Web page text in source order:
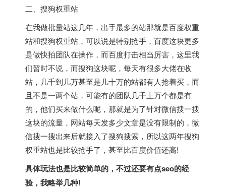
二、搜狗权重站
在我做批量站这几年，出手最多的站那就是百度权重
站和搜狗权重站，可以说是特别抢手，百度这块更多
是做快拍团队在操作，而百度打击相当厉害，这里我
们暂时不说，而搜狗这块呢，每天有很多大佬在收
站，几千到几万甚至是几十万的站都有人抢着买，而
且不是一两个站，可能有的团队几千上万个都是有
的，他们买来做什么呢，那就是为了针对微信搜一搜
这块的流量，网站每天发多少文章是没有限制的，微
信搜一搜出来后就接入了搜狗搜索，所以这两年搜狗
权重站也是比较抢手了，甚至比百度价值还高!
具体玩法也是比较简单的，不过还要有点seo的经
验，我略举几种!